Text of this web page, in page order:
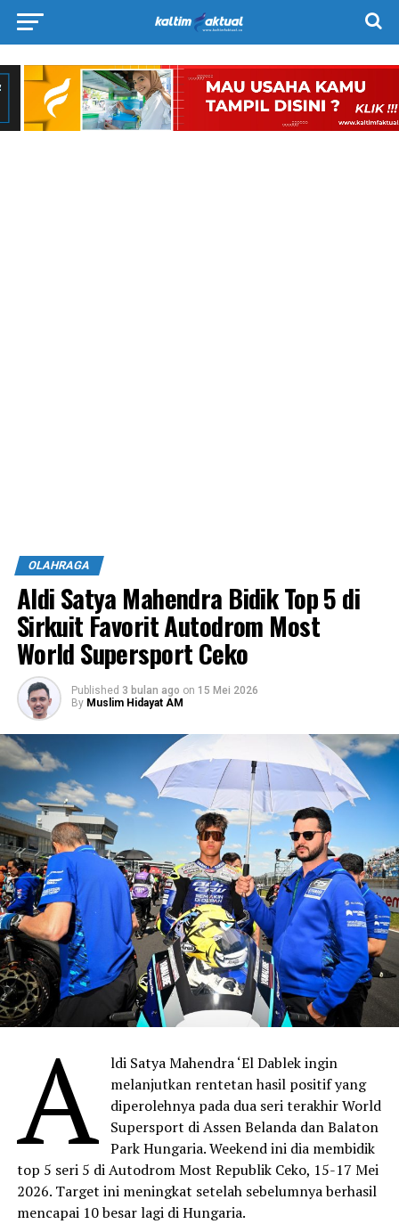
OLAHRAGA
Aldi Satya Mahendra Bidik Top 5 di
Sirkuit Favorit Autodrom Most
World Supersport Ceko
Published 3 bulan ago on 15 Mei 2026
By Muslim Hidayat AM
A
ldi Satya Mahendra ‘El Dablek ingin
melanjutkan rentetan hasil positif yang
diperolehnya pada dua seri terakhir World
Supersport di Assen Belanda dan Balaton
Park Hungaria. Weekend ini dia membidik
top 5 seri 5 di Autodrom Most Republik Ceko, 15-17 Mei
2026. Target ini meningkat setelah sebelumnya berhasil
mencapai 10 besar lagi di Hungaria.